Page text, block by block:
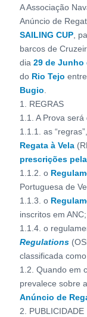
A Associação
Anúncio de
SAILING CUP,
barcos de
dia 29 de Junho
do Rio Tejo
Bugio.
1. REGRAS
1.1. A Prova
1.1.1. as
Regata à Vela
prescrições
1.1.2. o
Portuguesa de
1.1.3. o
inscritos em ANC;
1.1.4. o
Regulations
classificada como
1.2. Quando em
prevalece sobre
Anúncio de
2. PUBLICIDADE